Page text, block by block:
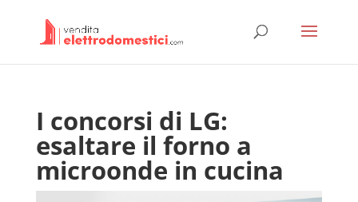
I concorsi di LG:
esaltare il forno a
microonde in cucina